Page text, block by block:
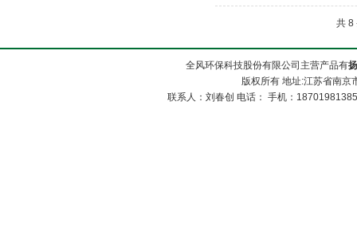
共 8
全风环保科技股份有限公司主营产品有
版权所有 地址:江苏省南
联系人：刘春创 电话： 手机：